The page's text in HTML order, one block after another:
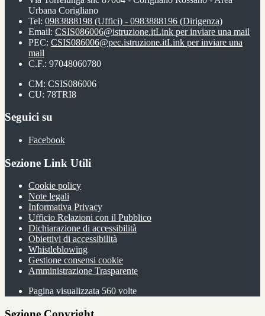
Urbana Corigliano
Tel: 0983888198 (Uffici) - 0983888196 (Dirigenza)
Email: CSIS086006@istruzione.itLink per inviare una mail
PEC: CSIS086006@pec.istruzione.itLink per inviare una
mail
C.F.: 97048060780
CM: CSIS086006
CU: 78TRI8
Seguici su
Facebook
Sezione Link Utili
Cookie policy
Note legali
Informativa Privacy
Ufficio Relazioni con il Pubblico
Dichiarazione di accessibilità
Obiettivi di accessibilità
Whistleblowing
Gestione consensi cookie
Amministrazione Trasparente
Pagina visualizzata 560 volte